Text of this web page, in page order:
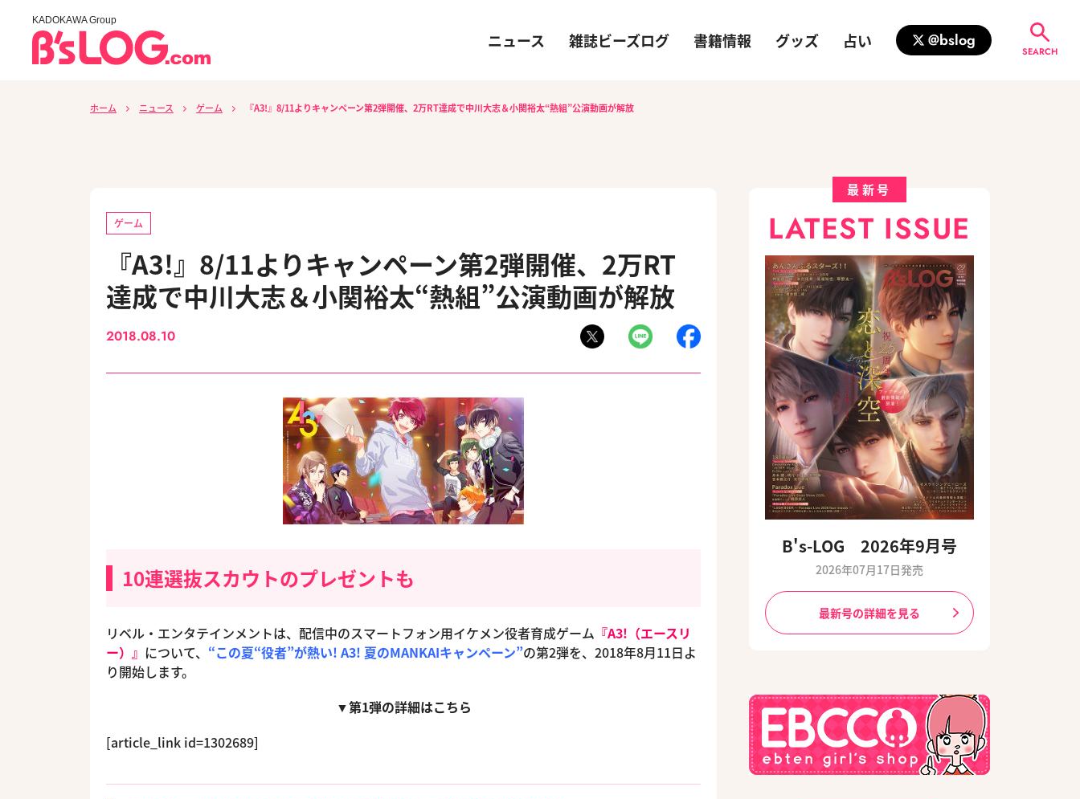
KADOKAWA Group
ニュース 雑誌ビーズログ 書籍情報 グッズ 占い @bslog
SEARCH
ホーム ニュース ゲーム 『A3!』8/11よりキャンペーン第2弾開催、2万RT達成で中川大志＆小関裕太“熱組”公演動画が解放
ゲーム
『A3!』8/11よりキャンペーン第2弾開催、2万RT
達成で中川大志＆小関裕太“熱組”公演動画が解放
2018.08.10
10連選抜スカウトのプレゼントも
リベル・エンタテインメントは、配信中のスマートフォン用イケメン役者育成ゲーム 『A3!（エースリ
ー）』 について、 “この夏“役者”が熱い! A3! 夏のMANKAIキャンペーン”の第2弾を、2018年8月11日よ
り開始します。
▼第1弾の詳細はこちら
[article_link id=1302689]
最新号
LATEST ISSUE
B's-LOG 2026年9月号
2026年07月17日発売
最新号の詳細を見る